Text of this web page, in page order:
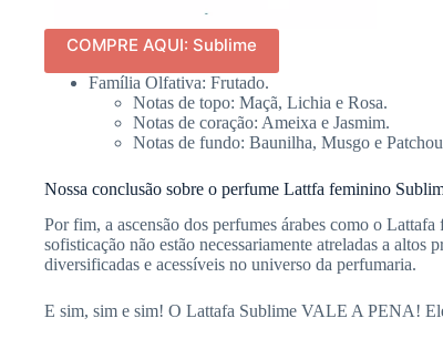
COMPRE AQUI: Sublime
Família Olfativa: Frutado.
Notas de topo: Maçã, Lichia e Rosa.
Notas de coração: Ameixa e Jasmim.
Notas de fundo: Baunilha, Musgo e
Nossa conclusão sobre o perfume Lattfa feminino
Por fim, a ascensão dos perfumes árabes como o
sofisticação não estão necessariamente atreladas a altos
diversificadas e acessíveis no universo da perfumaria.
E sim, sim e sim! O Lattafa Sublime VALE A PENA!